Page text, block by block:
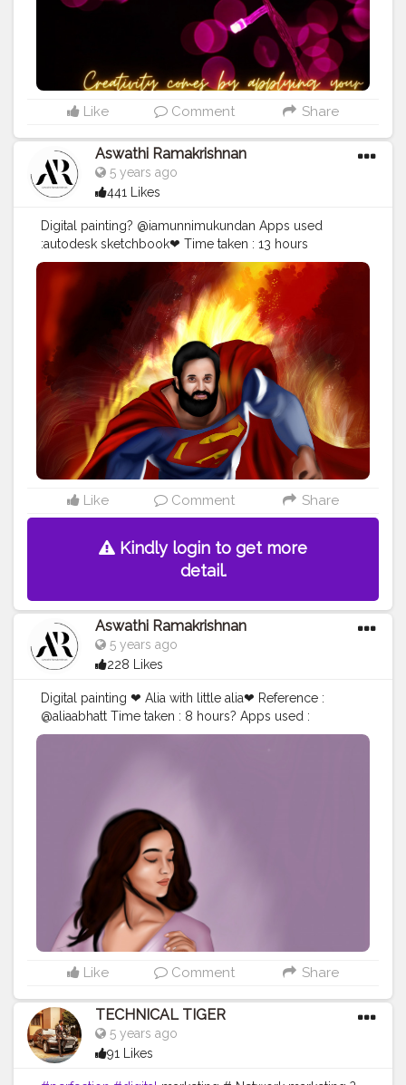
Like Comment Share
Aswathi Ramakrishnan
5 years ago
441 Likes
Digital painting? @iamunnimukundan Apps used
:autodesk sketchbook❤ Time taken : 13 hours
#digital#painting#digital#digitalart
#creator #creatorshala
Like Comment Share
Kindly login to get more
detail.
Aswathi Ramakrishnan
5 years ago
228 Likes
Digital painting ❤ Alia with little alia❤ Reference :
@aliaabhatt Time taken : 8 hours? Apps used :
Autodesk sketchbook❤ Please tag her in comments
#bollywoodactress
Like Comment Share
TECHNICAL TIGER
5 years ago
91 Likes